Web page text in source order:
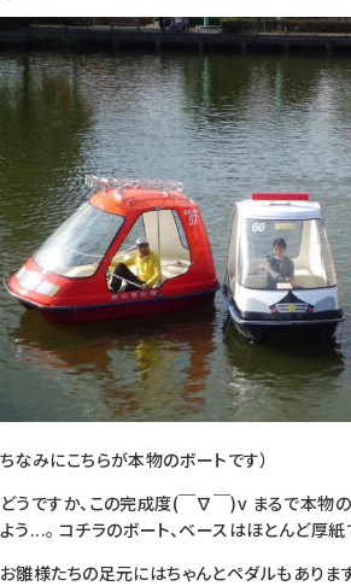
ちなみにこちらが本物のボートです）
どうですか、この完成度(￣∇￣)v まるで本物
よう...。 コチラのボート、ベースはほとんど厚紙
お雛様たちの足元にはちゃんとペダルもありま